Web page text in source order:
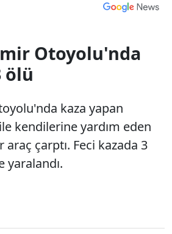
Otoyolu'nda
ölü
kaza yapan
kendilerine yardım eden
çarptı. Feci kazada 3
yaralandı.